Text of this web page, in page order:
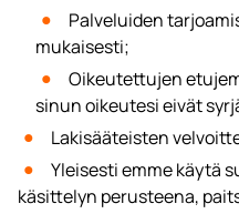
Palveluiden
mukaisesti;
Oikeutettujen
sinun oikeutesi eivät
Lakisääteisten
Yleisesti emme käytä
käsittelyn perusteena,